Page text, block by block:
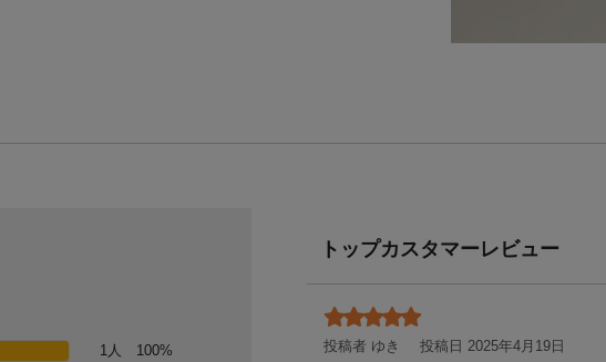
1人 100%
トップカスタマーレビュー
投稿者 ゆき 投稿日 2025年4月19日